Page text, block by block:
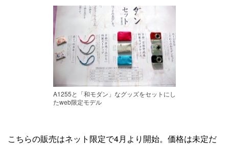
A1255と「和モダン」なグッズをセットにし
たweb限定モデル
こちらの販売はネット限定で4月より開始。価格は未定だ